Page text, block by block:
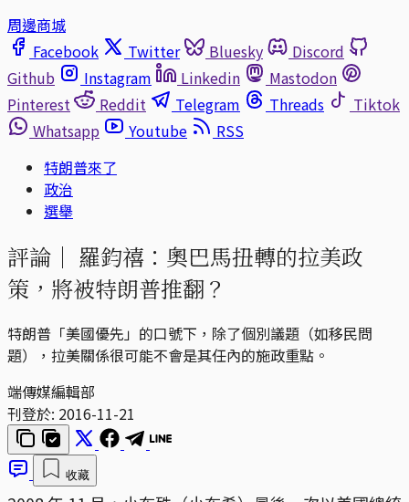
周邊商城
Facebook
Twitter Bluesky
Discord
Github
Instagram Linkedin
Mastodon
Pinterest
Reddit Telegram Threads
Tiktok
Whatsapp
Youtube
RSS
特朗普來了
政治
選舉
評論｜ 羅鈞禧：奧巴馬扭轉的拉美政
策，將被特朗普推翻？
特朗普「美國優先」的口號下，除了個別議題（如移民問
題），拉美關係很可能不會是其任內的施政重點。
端傳媒編輯部
刊登於: 2016-11-21
收藏